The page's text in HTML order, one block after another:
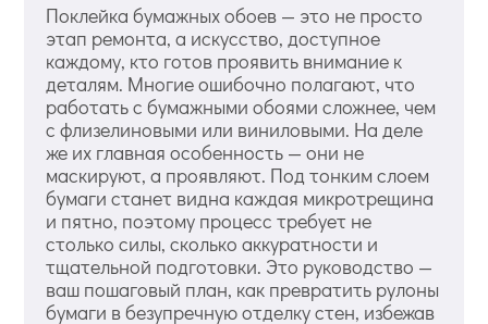
Поклейка бумажных обоев — это не просто
этап ремонта, а искусство, доступное
каждому, кто готов проявить внимание к
деталям. Многие ошибочно полагают, что
работать с бумажными обоями сложнее, чем
с флизелиновыми или виниловыми. На деле
же их главная особенность — они не
маскируют, а проявляют. Под тонким слоем
бумаги станет видна каждая микротрещина
и пятно, поэтому процесс требует не
столько силы, сколько аккуратности и
тщательной подготовки. Это руководство —
ваш пошаговый план, как превратить рулоны
бумаги в безупречную отделку стен, избежав